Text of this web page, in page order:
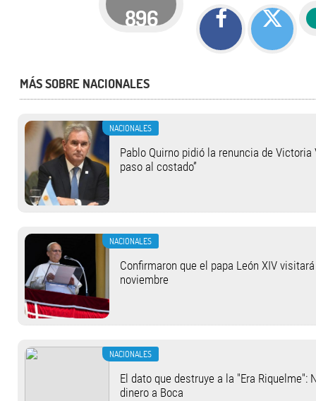
896
MÁS SOBRE NACIONALES
NACIONALES
Pablo Quirno pidió la renuncia de Victoria
paso al costado”
NACIONALES
Confirmaron que el papa León XIV
noviembre
NACIONALES
El dato que destruye a la "Era Riquelme":
dinero a Boca